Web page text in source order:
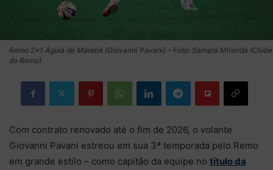
Remo 2×1 Águia de Marabá (Giovanni Pavani) – Foto: Samara Miranda (Clube
do Remo)
Com contrato renovado até o fim de 2026, o volante
Giovanni Pavani estreou em sua 3ª temporada pelo Remo
em grande estilo – como capitão da equipe no título da